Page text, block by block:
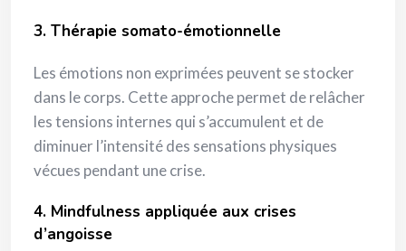
3. Thérapie somato-émotionnelle
Les émotions non exprimées peuvent se stocker
dans le corps. Cette approche permet de relâcher
les tensions internes qui s’accumulent et de
diminuer l’intensité des sensations physiques
vécues pendant une crise.
4. Mindfulness appliquée aux crises
d’angoisse